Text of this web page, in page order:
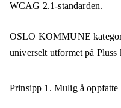
WCAG 2.1-standarden.
OSLO KOMMUNE
universelt utformet på Pluss
Prinsipp 1. Mulig å oppfatte